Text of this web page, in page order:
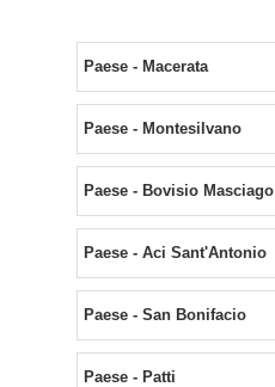
Paese - Macerata
Paese - Montesilvano
Paese - Bovisio Masciago
Paese - Aci Sant'Antonio
Paese - San Bonifacio
Paese - Patti